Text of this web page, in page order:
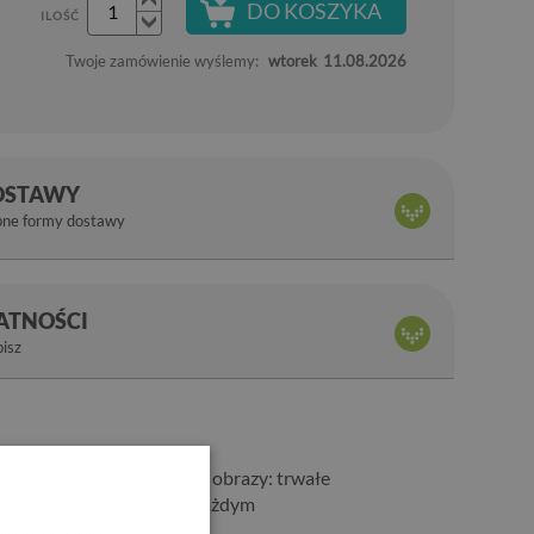
ILOŚĆ DO KOSZYKA
Twoje zamówienie wyślemy: wtorek 11.08.2026
walory, jak tradycyjne obrazy: trwałe
bardzo dobrze w każdym
formy dostawy